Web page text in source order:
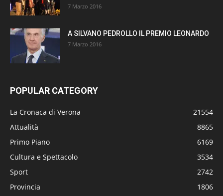
7 Marzo 2016
A SILVANO PEDROLLO IL PREMIO LEONARDO
7 Marzo 2016
POPULAR CATEGORY
La Cronaca di Verona
21554
Attualità
8865
Primo Piano
6169
Cultura e Spettacolo
3534
Sport
2742
Provincia
1806